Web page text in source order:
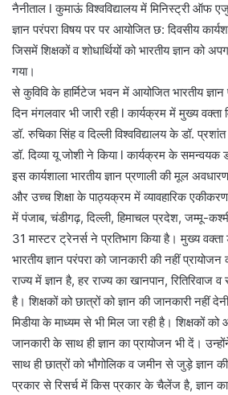
नैनीताल l कुमाऊं विश्वविद्यालय में मिनिस्ट्री ऑफ
ज्ञान परंपरा विषय पर पर आयोजित छ: दिवसीय
जिसमें शिक्षकों व शोधार्थियों को भारतीय ज्ञान को
गया।
से कुविवि के हार्मिटेज भवन में आयोजित भारतीय ज्ञान
दिन मंगलवार भी जारी रही l कार्यक्रम में मुख्य
डॉ. रुचिका सिंह व दिल्ली विश्वविद्यालय के डॉ.
डॉ. दिव्या यू जोशी ने किया l कार्यक्रम के समन्वयक
इस कार्यशाला भारतीय ज्ञान प्रणाली की मूल
और उच्च शिक्षा के पाठ्यक्रम में व्यावहारिक
में पंजाब, चंडीगढ़, दिल्ली, हिमाचल प्रदेश, जम्मू-
31 मास्टर ट्रेनर्स ने प्रतिभाग किया है। मुख्य
भारतीय ज्ञान परंपरा को जानकारी की नहीं
राज्य में ज्ञान है, हर राज्य का खानपान, रितिरिवाज व
है। शिक्षकों को छात्रों को ज्ञान की जानकारी नहीं
मिडीया के माध्यम से भी मिल जा रही है। शिक्षकों
जानकारी के साथ ही ज्ञान का प्रायोजन भी दें।
साथ ही छात्रों को भौगोलिक व जमीन से जुड़े ज्ञान
प्रकार से रिसर्च में किस प्रकार के चैलेंज है,